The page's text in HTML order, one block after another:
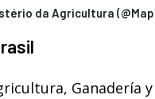
da Agricultura
Ganadería